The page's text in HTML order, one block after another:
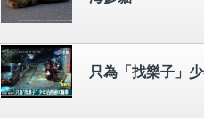
只為「找樂子」